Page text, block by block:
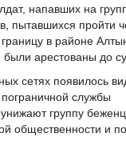
напавших на
пытавшихся пройти
в районе
были арестованы до
сетях появилось
службы
группу
общественности и